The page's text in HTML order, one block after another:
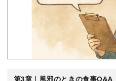
第3章｜風邪のときの食事Q&A